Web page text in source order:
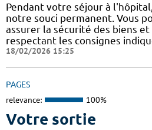
Pendant votre séjour à
notre souci permanent. Vous
assurer la sécurité des biens
respectant les consignes
18/02/2026 15:25
PAGES
relevance: 100%
Votre sortie